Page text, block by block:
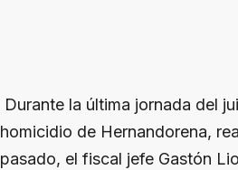
Durante la última jornada del
homicidio de Hernandorena,
pasado, el fiscal jefe Gastón